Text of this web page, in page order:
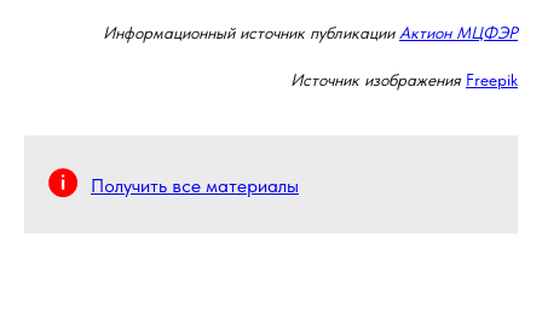
Информационный источник публикации Актион МЦФЭР
Источник изображения Freepik
Получить все материалы